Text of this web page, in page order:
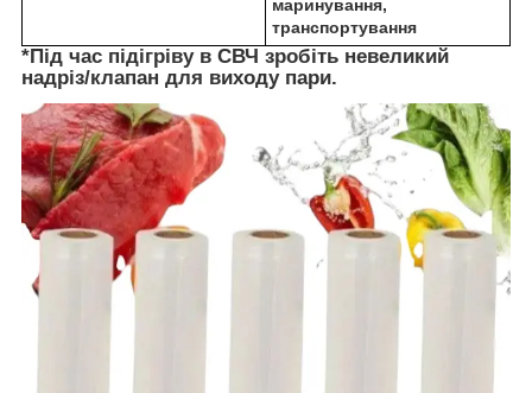
маринування,
транспортування
*Під час підігріву в СВЧ зробіть невеликий
надріз/клапан для виходу пари.